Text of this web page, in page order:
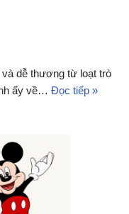
dễ thương từ loạt trò
ấy về… Đọc tiếp »